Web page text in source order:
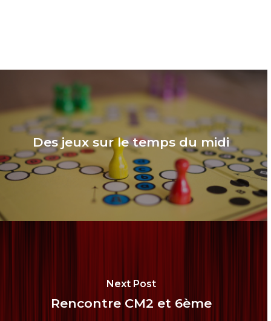
Des jeux sur le temps du midi
Next Post
Rencontre CM2 et 6ème